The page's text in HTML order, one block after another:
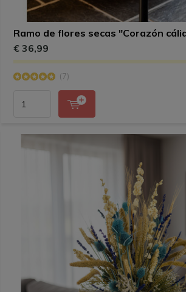
Ramo de flores secas "Corazón
€ 36,99
(7)